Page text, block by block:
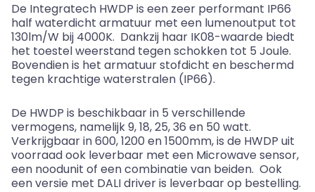
De Integratech HWDP is een zeer performant IP66
half waterdicht armatuur met een lumenoutput tot
130lm/W bij 4000K. Dankzij haar IK08-waarde biedt
het toestel weerstand tegen schokken tot 5 Joule.
Bovendien is het armatuur stofdicht en beschermd
tegen krachtige waterstralen (IP66).
De HWDP is beschikbaar in 5 verschillende
vermogens, namelijk 9, 18, 25, 36 en 50 watt.
Verkrijgbaar in 600, 1200 en 1500mm, is de HWDP uit
voorraad ook leverbaar met een Microwave sensor,
een noodunit of een combinatie van beiden. Ook
een versie met DALI driver is leverbaar op bestelling.